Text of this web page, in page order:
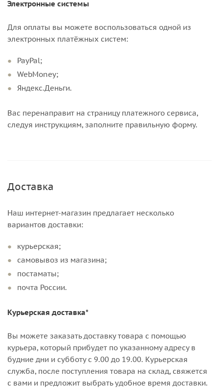
Электронные системы
Для оплаты вы можете воспользоваться одной из
электронных платёжных систем:
PayPal;
WebMoney;
Яндекс.Деньги.
Вас перенаправит на страницу платежного сервиса,
следуя инструкциям, заполните правильную форму.
Доставка
Наш интернет-магазин предлагает несколько
вариантов доставки:
курьерская;
самовывоз из магазина;
постаматы;
почта России.
Курьерская доставка*
Вы можете заказать доставку товара с помощью
курьера, который прибудет по указанному адресу в
будние дни и субботу с 9.00 до 19.00. Курьерская
служба, после поступления товара на склад, свяжется
с вами и предложит выбрать удобное время доставки.